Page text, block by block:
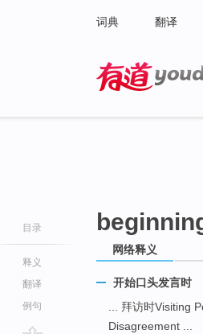
词典 翻译
目录
释义
翻译
例句
网络释义
开始口头发言时
... 拜访时Visiting
Disagreement ...